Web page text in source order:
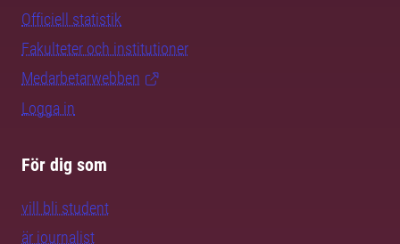
Officiell statistik
Fakulteter och institutioner
Medarbetarwebben
Logga in
För dig som
vill bli student
är journalist